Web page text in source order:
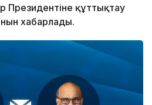
Президентіне құттықтау
хабарлады.